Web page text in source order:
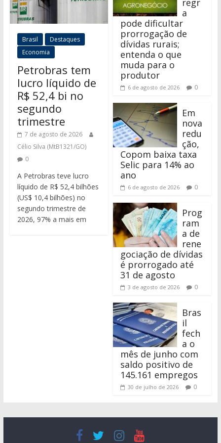
Brasil
Destaques
Economia
Petrobras tem
lucro líquido de
R$ 52,4 bi no
segundo
trimestre
7 de agosto de 2026
Célio Silva (MtB1321/GO)
0
A Petrobras teve lucro
líquido de R$ 52,4 bilhões
(US$ 10,4 bilhões) no
segundo trimestre de
2026, 97% a mais em
regr
a
pode dificultar
prorrogação de
dívidas rurais;
entenda o que
muda para o
produtor
6 de agosto de 2026 0
Em
nova
redu
ção,
Copom baixa taxa
Selic para 14% ao
ano
6 de agosto de 2026 0
Prog
ram
a de
rene
gociação de dívidas
é prorrogado até
31 de agosto
3 de agosto de 2026 0
Bras
il
fech
a o
mês de junho com
saldo positivo de
145.161 empregos
30 de julho de 2026 0